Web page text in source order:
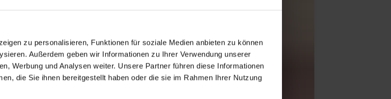
zu personalisieren, Funktionen für soziale Medien anbieten zu können
Außerdem geben wir Informationen zu Ihrer Verwendung unserer
Werbung und Analysen weiter. Unsere Partner führen diese Informationen
die Sie ihnen bereitgestellt haben oder die sie im Rahmen Ihrer Nutzung